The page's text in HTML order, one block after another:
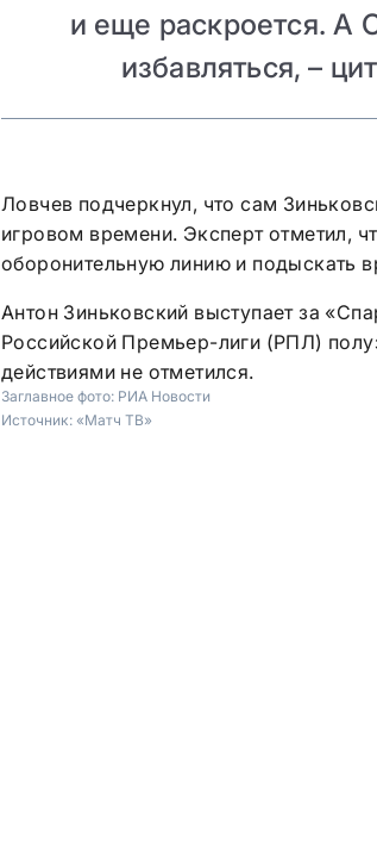
и еще раскроется. А
избавляться, –
Ловчев подчеркнул, что сам
игровом времени. Эксперт отметил,
оборонительную линию и подыскать
Антон Зиньковский выступает за
Российской Премьер-лиги (РПЛ)
действиями не отметился.
Заглавное фото: РИА Новости
Источник: «Матч ТВ»